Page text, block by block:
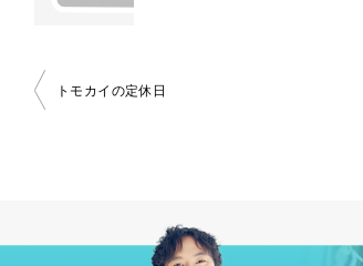
投
トモカイの定休日